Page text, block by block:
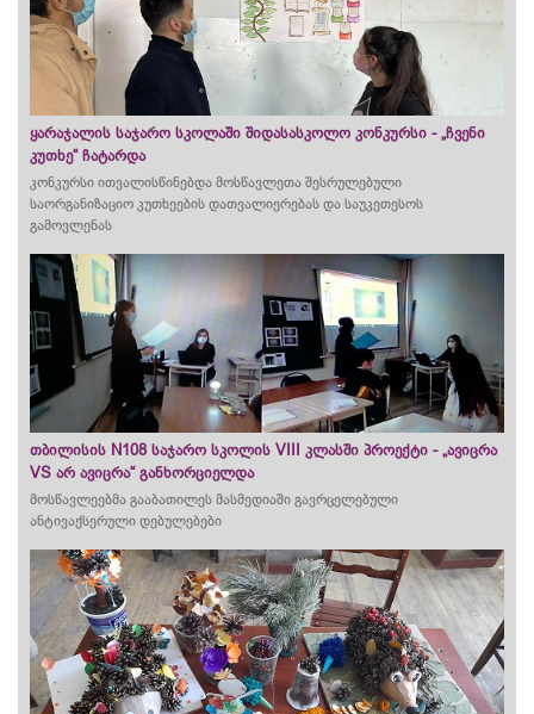
ყარაჯალის საჯარო სკოლაში შიდასასკოლო კონკურსი - „ჩვენი
კუთხე“ ჩატარდა
კონკურსი ითვალისწინებდა მოსწავლეთა შესრულებული
საორგანიზაციო კუთხეების დათვალიერებას და საუკეთესოს
გამოვლენას
თბილისის N108 საჯარო სკოლის VIII კლასში პროექტი - „ავიცრა
VS არ ავიცრა“ განხორციელდა
მოსწავლეებმა გააბათილეს მასმედიაში გავრცელებული
ანტივაქსერული დებულებები